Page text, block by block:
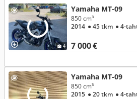
4
Yamaha MT-09
7 000 €
850 cm³
2014 ● 45 tkm ● 4-
Yamaha MT-09
850 cm³
2015 ● 20 tkm ● 4-